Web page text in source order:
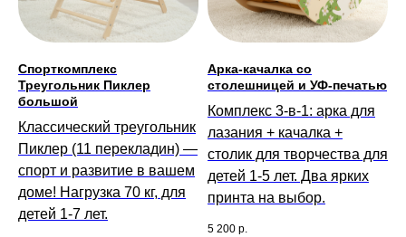
Спорткомплекс
Треугольник Пиклер
большой
Классический треугольник
Пиклер (11 перекладин) —
спорт и развитие в вашем
доме! Нагрузка 70 кг, для
детей 1-7 лет.
Арка-качалка со
столешницей и УФ-печатью
Комплекс 3-в-1: арка для
лазания + качалка +
столик для творчества для
детей 1-5 лет. Два ярких
принта на выбор.
5 200 р.